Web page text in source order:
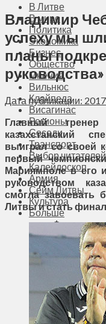
В Литве
В мире
Политика
Экономика
Бизнес
Общество
Мнения
Вильнюс
Клайпеда
Висагинас
Регионы
Соседи
Транспорт
Выбор читателей
Калейдоскоп
Армия
Сейм Литвы
Культура
Больше
Туризм
ЛК
Сеньорам
Экология
Владимир
успеху мы
планы
руководства»
Дата публикации:
Главный тренер
казахстанский
выиграл со своей
первый
Мариямполе в его
руководством
смогла завоевать
Литвы и стать